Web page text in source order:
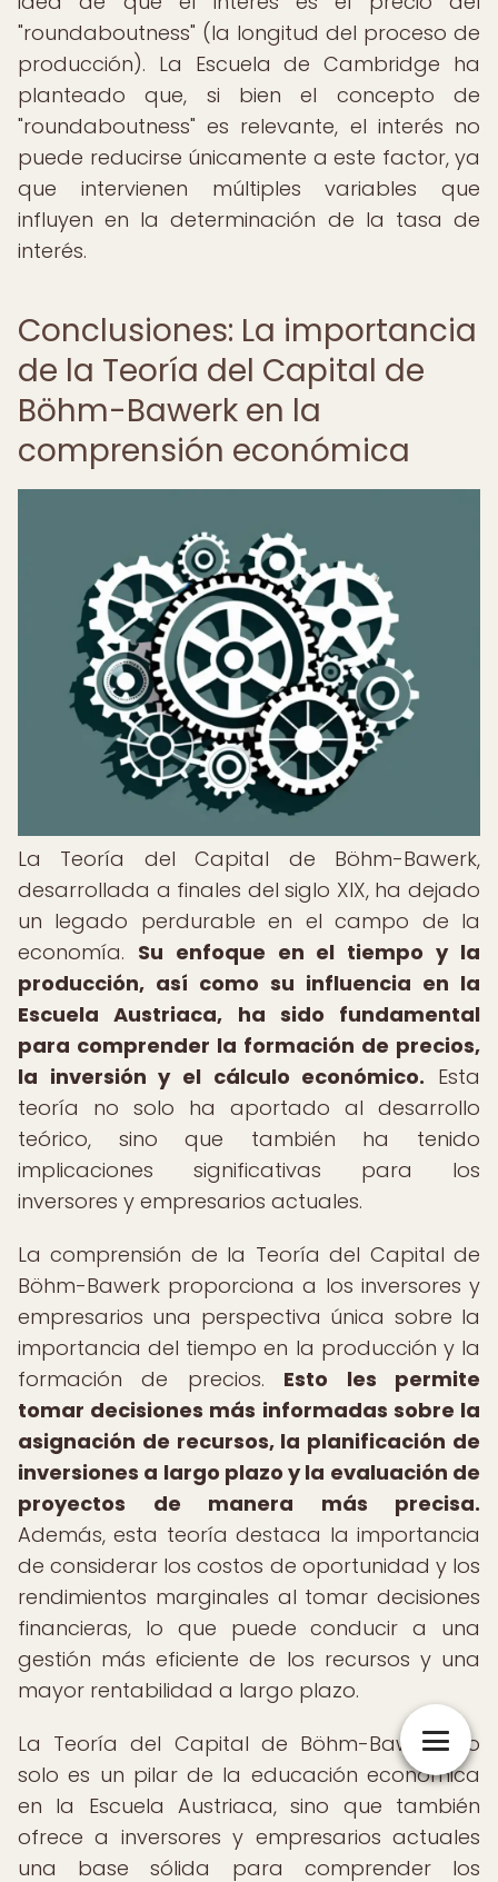
"roundaboutness" (la longitud del proceso de
producción). La Escuela de Cambridge ha
planteado que, si bien el concepto de
"roundaboutness" es relevante, el interés no
puede reducirse únicamente a este factor, ya
que intervienen múltiples variables que
influyen en la determinación de la tasa de
interés.
Conclusiones: La importancia
de la Teoría del Capital de
Böhm-Bawerk en la
comprensión económica
La Teoría del Capital de Böhm-Bawerk,
desarrollada a finales del siglo XIX, ha dejado
un legado perdurable en el campo de la
economía. Su enfoque en el tiempo y la
producción, así como su influencia en la
Escuela Austriaca, ha sido fundamental
para comprender la formación de precios,
la inversión y el cálculo económico. Esta
teoría no solo ha aportado al desarrollo
teórico, sino que también ha tenido
implicaciones significativas para los
inversores y empresarios actuales.
La comprensión de la Teoría del Capital de
Böhm-Bawerk proporciona a los inversores y
empresarios una perspectiva única sobre la
importancia del tiempo en la producción y la
formación de precios. Esto les permite
tomar decisiones más informadas sobre la
asignación de recursos, la planificación de
inversiones a largo plazo y la evaluación de
proyectos de manera más precisa.
Además, esta teoría destaca la importancia
de considerar los costos de oportunidad y los
rendimientos marginales al tomar decisiones
financieras, lo que puede conducir a una
gestión más eficiente de los recursos y una
mayor rentabilidad a largo plazo.
La Teoría del Capital de Böhm-Bawerk no
solo es un pilar de la educación económica
en la Escuela Austriaca, sino que también
ofrece a inversores y empresarios actuales
una base sólida para comprender los